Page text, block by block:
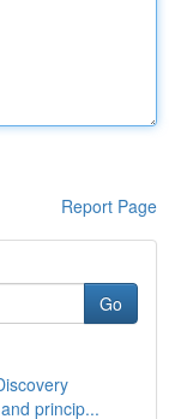
Report Page
Go
princip...